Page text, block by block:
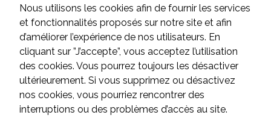
HORAIRES
Du lundi au jeudi
de 8h à 12h et de 13h à 17h
Le vendredi
de 8h à 12h et de 13h à 16h
Samedi et dimanche
fermé
Nous utilisons les cookies afin de fournir les services
et fonctionnalités proposés sur notre site et afin
d’améliorer l’expérience de nos utilisateurs. En
cliquant sur ”J’accepte”, vous acceptez l’utilisation
des cookies. Vous pourrez toujours les désactiver
ultérieurement. Si vous supprimez ou désactivez
nos cookies, vous pourriez rencontrer des
interruptions ou des problèmes d’accès au site.
fonctionnement
de notre site
internet.
Statistiques
Afin de vous
proposer des
évolutions et
d'établir des